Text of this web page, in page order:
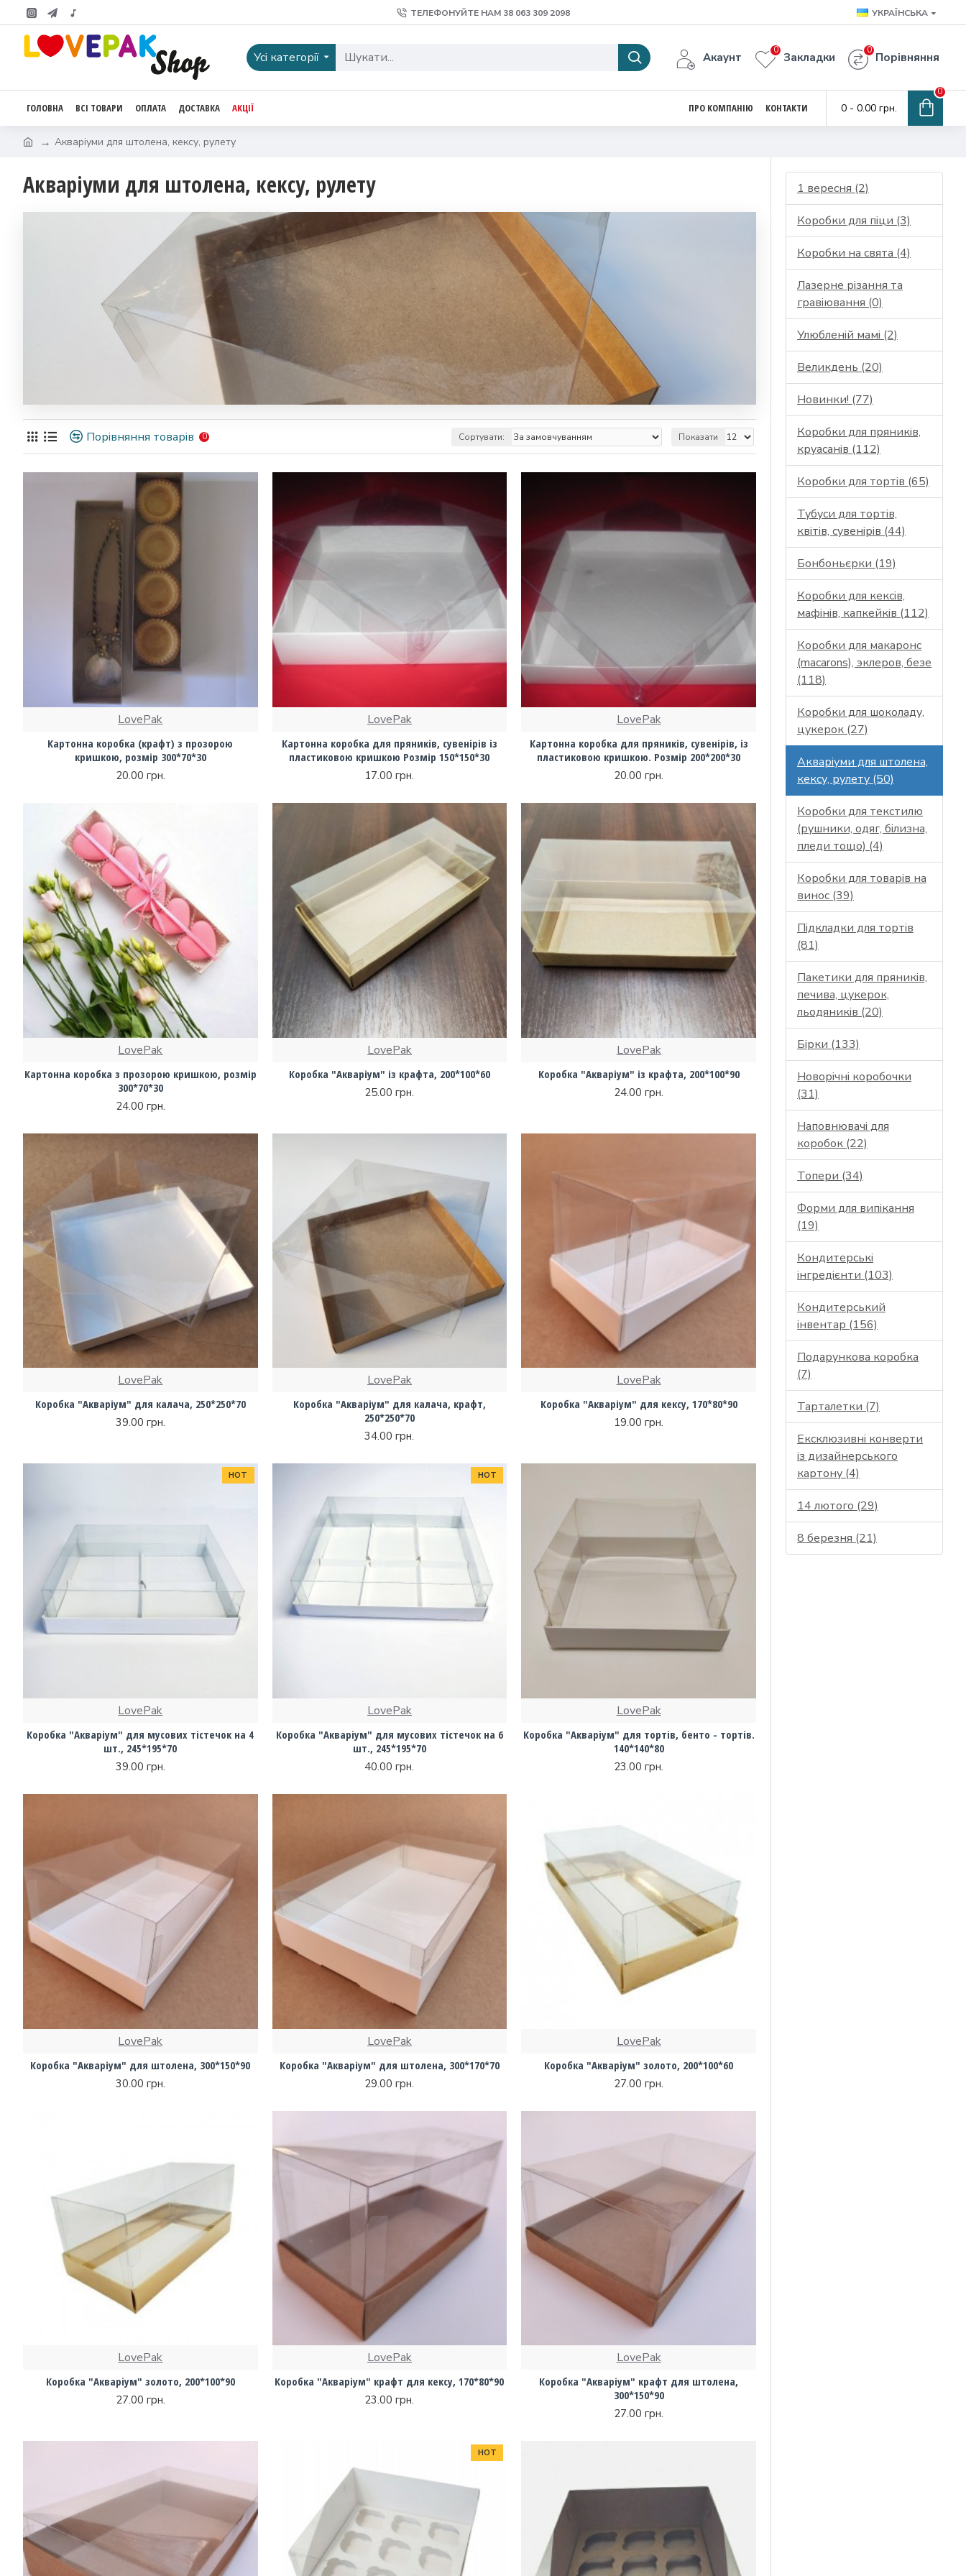
ТЕЛЕФОНУЙТЕ НАМ 38 ‎063 309 2098 УКРАЇНСЬКА
Усі категорії Акаунт Закладки
0
Порівняння
0
ГОЛОВНА ВСІ ТОВАРИ ОПЛАТА ДОСТАВКА АКЦІЇ ПРО КОМПАНІЮ КОНТАКТИ 0 - 0.00 грн.
0
Акваріуми для штолена, кексу, рулету
Акваріуми для штолена, кексу, рулету
Порівняння товарів 0 Сортувати: Показати
LovePak
Картонна коробка (крафт) з прозорою
кришкою, розмір 300*70*30
20.00 грн.
LovePak
Картонна коробка для пряників, сувенірів із
пластиковою кришкою Розмір 150*150*30
17.00 грн.
LovePak
Картонна коробка для пряників, сувенірів, із
пластиковою кришкою. Розмір 200*200*30
20.00 грн.
LovePak
Картонна коробка з прозорою кришкою, розмір
300*70*30
24.00 грн.
LovePak
Коробка "Акваріум" із крафта, 200*100*60
25.00 грн.
LovePak
Коробка "Акваріум" із крафта, 200*100*90
24.00 грн.
LovePak
Коробка "Акваріум" для калача, 250*250*70
39.00 грн.
LovePak
Коробка "Акваріум" для калача, крафт,
250*250*70
34.00 грн.
LovePak
Коробка "Акваріум" для кексу, 170*80*90
19.00 грн.
HOT
LovePak
Коробка "Акваріум" для мусових тістечок на 4
шт., 245*195*70
39.00 грн.
HOT
LovePak
Коробка "Акваріум" для мусових тістечок на 6
шт., 245*195*70
40.00 грн.
LovePak
Коробка "Акваріум" для тортів, бенто - тортів.
140*140*80
23.00 грн.
LovePak
Коробка "Акваріум" для штолена, 300*150*90
30.00 грн.
LovePak
Коробка "Акваріум" для штолена, 300*170*70
29.00 грн.
LovePak
Коробка "Акваріум" золото, 200*100*60
27.00 грн.
LovePak
Коробка "Акваріум" золото, 200*100*90
27.00 грн.
LovePak
Коробка "Акваріум" крафт для кексу, 170*80*90
23.00 грн.
LovePak
Коробка "Акваріум" крафт для штолена,
300*150*90
27.00 грн.
HOT
1 вересня (2)
Коробки для піци (3)
Коробки на свята (4)
Лазерне різання та
гравіювання (0)
Улюбленій мамі (2)
Великдень (20)
Новинки! (77)
Коробки для пряників,
круасанів (112)
Коробки для тортів (65)
Тубуси для тортів,
квітів, сувенірів (44)
Бонбоньєрки (19)
Коробки для кексів,
мафінів, капкейків (112)
Коробки для макаронс
(macarons), эклеров, безе
(118)
Коробки для шоколаду,
цукерок (27)
Акваріуми для штолена,
кексу, рулету (50)
Коробки для текстилю
(рушники, одяг, білизна,
пледи тощо) (4)
Коробки для товарів на
винос (39)
Підкладки для тортів
(81)
Пакетики для пряників,
печива, цукерок,
льодяників (20)
Бірки (133)
Новорічні коробочки
(31)
Наповнювачі для
коробок (22)
Топери (34)
Форми для випікання
(19)
Кондитерські
інгредієнти (103)
Кондитерський
інвентар (156)
Подарункова коробка
(7)
Тарталетки (7)
Ексклюзивні конверти
із дизайнерського
картону (4)
14 лютого (29)
8 березня (21)